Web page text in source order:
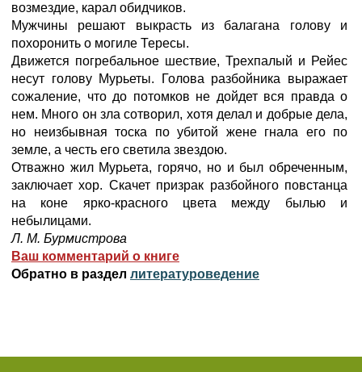
возмездие, карал обидчиков.
Мужчины решают выкрасть из балагана голову и
похоронить о могиле Тересы.
Движется погребальное шествие, Трехпалый и Рейес
несут голову Мурьеты. Голова разбойника выражает
сожаление, что до потомков не дойдет вся правда о
нем. Много он зла сотворил, хотя делал и добрые дела,
но неизбывная тоска по убитой жене гнала его по
земле, а честь его светила звездою.
Отважно жил Мурьета, горячо, но и был обреченным,
заключает хор. Скачет призрак разбойного повстанца
на коне ярко-красного цвета между былью и
небылицами.
Л. М. Бурмистрова
Ваш комментарий о книге
Обратно в раздел литературоведение